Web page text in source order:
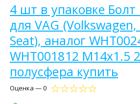
4 шт в упаковке
для VAG
Seat), аналог
WHT001812 М14х1.5
полусфера купить
Оценка — 0